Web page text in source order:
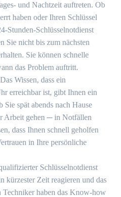
und Nachtzeit auftreten.​ Ob
haben oder Ihren Schlüssel
Stunden-Schlüsselnotdienst
Sie nicht bis zum nächsten
Sie können schnelle
das Problem auftritt.​
Das Wissen, dass ein
erreichbar ist, gibt Ihnen ein
spät abends nach Hause
Arbeit gehen ─ in Notfällen
dass Ihnen schnell geholfen
in Ihre persönliche
Schlüsselnotdienst
kürzester Zeit reagieren und das
Techniker haben das Know-how